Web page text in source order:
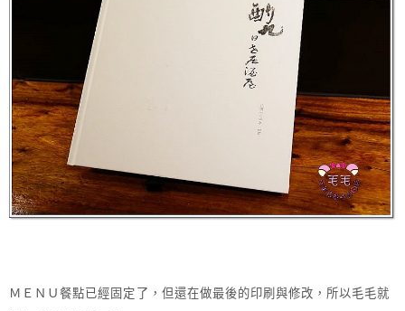
ＭＥＮＵ餐點已經固定了，但還在做最後的印刷與修改，所以毛毛就